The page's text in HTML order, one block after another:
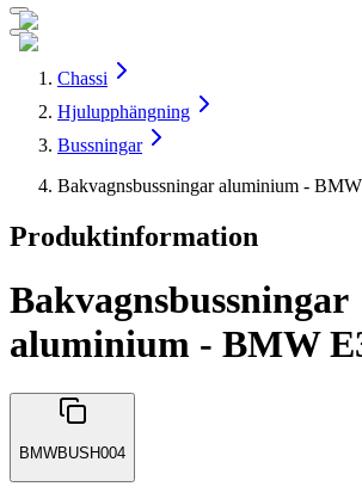
Chassi
Hjulupphängning
Bussningar
Bakvagnsbussningar aluminium -
Produktinformation
Bakvagnsbussningar
aluminium - BMW
BMWBUSH004